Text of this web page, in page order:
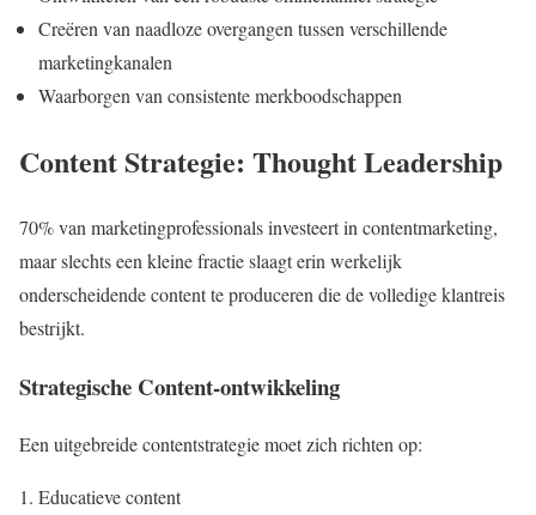
Creëren van naadloze overgangen tussen verschillende
marketingkanalen
Waarborgen van consistente merkboodschappen
Content Strategie: Thought Leadership
70% van marketingprofessionals investeert in contentmarketing,
maar slechts een kleine fractie slaagt erin werkelijk
onderscheidende content te produceren die de volledige klantreis
bestrijkt.
Strategische Content-ontwikkeling
Een uitgebreide contentstrategie moet zich richten op:
Educatieve content